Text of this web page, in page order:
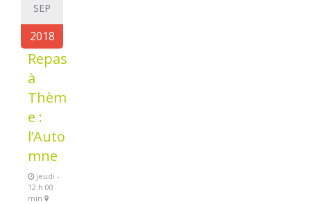
SEP
2018
Repas
à
Thèm
e :
l’Auto
mne
jeudi -
12 h 00
min